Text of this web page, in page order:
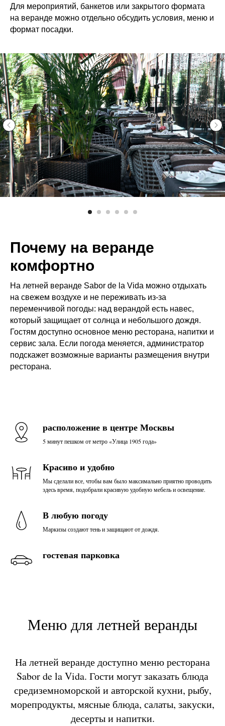
Для мероприятий, банкетов или закрытого формата
на веранде можно отдельно обсудить условия, меню и
формат посадки.
Почему на веранде
комфортно
На летней веранде Sabor de la Vida можно отдыхать
на свежем воздухе и не переживать из-за
переменчивой погоды: над верандой есть навес,
который защищает от солнца и небольшого дождя.
Гостям доступно основное меню ресторана, напитки и
сервис зала. Если погода меняется, администратор
подскажет возможные варианты размещения внутри
ресторана.
расположение в центре Москвы
5 минут пешком от метро «Улица 1905 года»
Красиво и удобно
Мы сделали все, чтобы вам было максимально приятно проводить
здесь время, подобрали красивую удобную мебель и освещение.
В любую погоду
Маркизы создают тень и защищают от дождя.
гостевая парковка
Меню для летней веранды
На летней веранде доступно меню ресторана
Sabor de la Vida. Гости могут заказать блюда
средиземноморской и авторской кухни, рыбу,
морепродукты, мясные блюда, салаты, закуски,
десерты и напитки.